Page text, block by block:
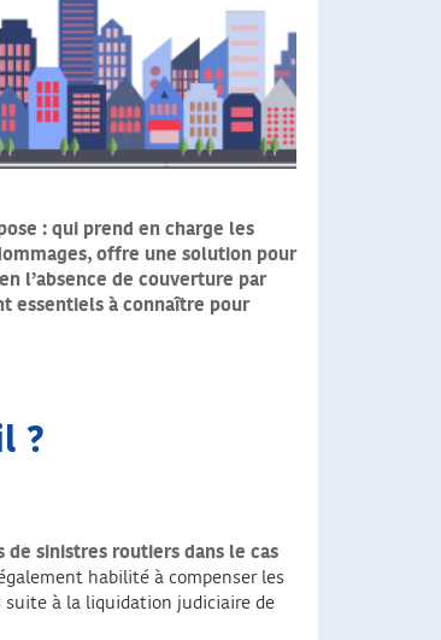
: qui prend en charge les
offre une solution pour
l’absence de couverture par
essentiels à connaître pour
?
de sinistres routiers dans le cas
habilité à compenser les
suite à la liquidation judiciaire de